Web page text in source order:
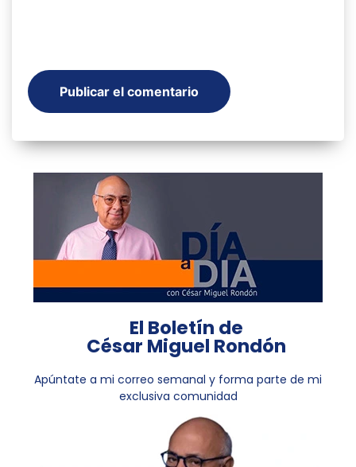
El Boletín de
César Miguel Rondón
Apúntate a mi correo semanal y forma parte de mi
exclusiva comunidad